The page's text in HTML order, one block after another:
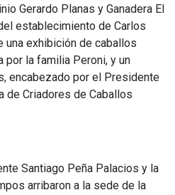
Gerardo Planas y Ganadera El
establecimiento de Carlos
una exhibición de caballos
por la familia Peroni, y un
encabezado por el Presidente
de Criadores de Caballos
Santiago Peña Palacios y la
arribaron a la sede de la